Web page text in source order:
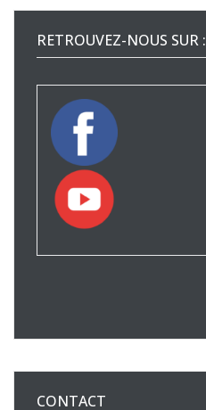
RETROUVEZ-NOUS SUR :
CONTACT